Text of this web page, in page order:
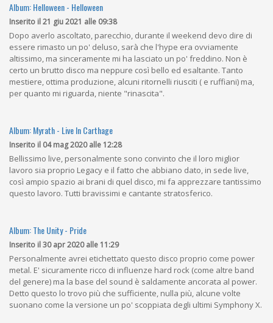
Album: Helloween - Helloween
Inserito il 21 giu 2021 alle 09:38
Dopo averlo ascoltato, parecchio, durante il weekend devo dire di
essere rimasto un po' deluso, sarà che l'hype era ovviamente
altissimo, ma sinceramente mi ha lasciato un po' freddino. Non è
certo un brutto disco ma neppure così bello ed esaltante. Tanto
mestiere, ottima produzione, alcuni ritornelli riusciti ( e ruffiani) ma,
per quanto mi riguarda, niente "rinascita".
Album: Myrath - Live In Carthage
Inserito il 04 mag 2020 alle 12:28
Bellissimo live, personalmente sono convinto che il loro miglior
lavoro sia proprio Legacy e il fatto che abbiano dato, in sede live,
così ampio spazio ai brani di quel disco, mi fa apprezzare tantissimo
questo lavoro. Tutti bravissimi e cantante stratosferico.
Album: The Unity - Pride
Inserito il 30 apr 2020 alle 11:29
Personalmente avrei etichettato questo disco proprio come power
metal. E' sicuramente ricco di influenze hard rock (come altre band
del genere) ma la base del sound è saldamente ancorata al power.
Detto questo lo trovo più che sufficiente, nulla più, alcune volte
suonano come la versione un po' scoppiata degli ultimi Symphony X.